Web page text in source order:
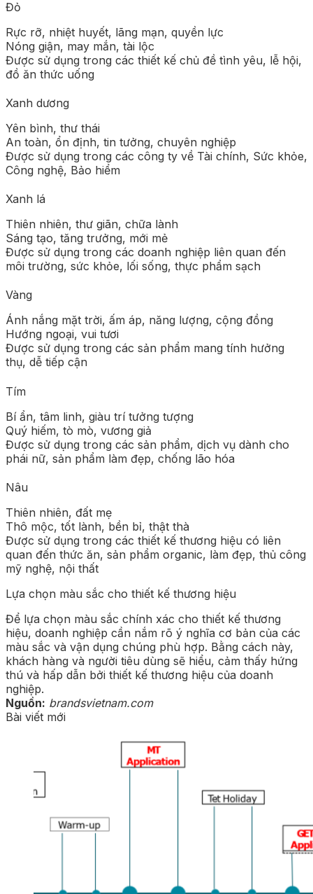
Đỏ
Rực rỡ, nhiệt huyết, lãng mạn, quyền lực
Nóng giận, may mắn, tài lộc
Được sử dụng trong các thiết kế chủ đề tình yêu, lễ hội,
đồ ăn thức uống
Xanh dương
Yên bình, thư thái
An toàn, ổn định, tin tưởng, chuyên nghiệp
Được sử dụng trong các công ty về Tài chính, Sức khỏe,
Công nghệ, Bảo hiểm
Xanh lá
Thiên nhiên, thư giãn, chữa lành
Sáng tạo, tăng trưởng, mới mẻ
Được sử dụng trong các doanh nghiệp liên quan đến
môi trường, sức khỏe, lối sống, thực phẩm sạch
Vàng
Ánh nắng mặt trời, ấm áp, năng lượng, cộng đồng
Hướng ngoại, vui tươi
Được sử dụng trong các sản phẩm mang tính hưởng
thụ, dễ tiếp cận
Tím
Bí ẩn, tâm linh, giàu trí tưởng tượng
Quý hiếm, tò mò, vương giả
Được sử dụng trong các sản phẩm, dịch vụ dành cho
phái nữ, sản phẩm làm đẹp, chống lão hóa
Nâu
Thiên nhiên, đất mẹ
Thô mộc, tốt lành, bền bỉ, thật thà
Được sử dụng trong các thiết kế thương hiệu có liên
quan đến thức ăn, sản phẩm organic, làm đẹp, thủ công
mỹ nghệ, nội thất
Lựa chọn màu sắc cho thiết kế thương hiệu
Để lựa chọn màu sắc chính xác cho thiết kế thương
hiệu, doanh nghiệp cần nắm rõ ý nghĩa cơ bản của các
màu sắc và vận dụng chúng phù hợp. Bằng cách này,
khách hàng và người tiêu dùng sẽ hiểu, cảm thấy hứng
thú và hấp dẫn bởi thiết kế thương hiệu của doanh
nghiệp.
Nguồn: brandsvietnam.com
Bài viết mới